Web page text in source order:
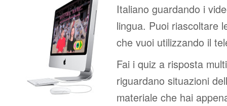
Italiano guardando i
lingua. Puoi riascoltare
che vuoi utilizzando il
Fai i quiz a risposta
riguardano situazioni
materiale che hai